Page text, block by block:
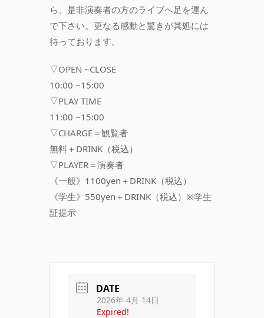
ら、是非演奏者の方のライブへ足を運ん
で下さい。更なる感動と驚きが其処には
待っております。
▽OPEN ~CLOSE
10:00 ~15:00
▽PLAY TIME
11:00 ~15:00
▽CHARGE＝観覧者
無料＋DRINK（税込）
▽PLAYER＝演奏者
《一般》1100yen＋DRINK（税込）
《学生》550yen＋DRINK（税込）※学生
証提示
DATE
2026年 4月 14日
Expired!